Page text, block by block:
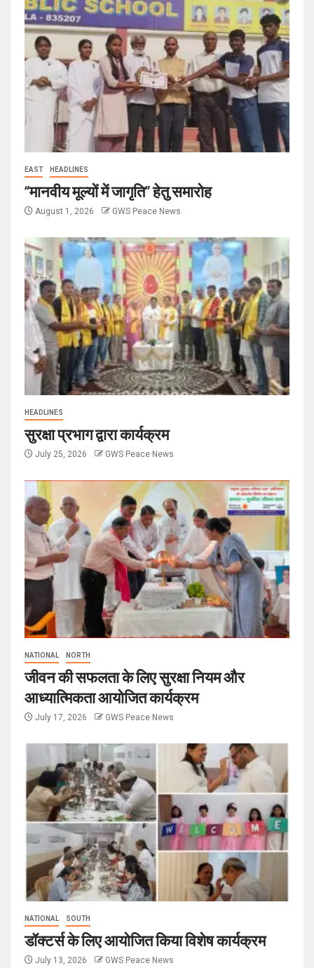
EAST HEADLINES
“मानवीय मूल्यों में जागृति” हेतु समारोह
August 1, 2026 GWS Peace News
HEADLINES
सुरक्षा प्रभाग द्वारा कार्यक्रम
July 25, 2026 GWS Peace News
NATIONAL NORTH
जीवन की सफलता के लिए सुरक्षा नियम और
आध्यात्मिकता आयोजित कार्यक्रम
July 17, 2026 GWS Peace News
NATIONAL SOUTH
डॉक्टर्स के लिए आयोजित किया विशेष कार्यक्रम
July 13, 2026 GWS Peace News